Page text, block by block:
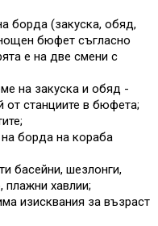
борда (закуска, обяд,
бюфет съгласно
е на две смени с
на закуска и обяд -
от станциите в бюфета;
борда на кораба
басейни, шезлонги,
плажни хавлии;
изисквания за възраст